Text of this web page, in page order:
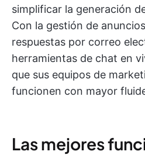
simplificar la generación
Con la gestión de
respuestas por correo
herramientas de chat en
que sus equipos de
funcionen con mayor
Las mejores